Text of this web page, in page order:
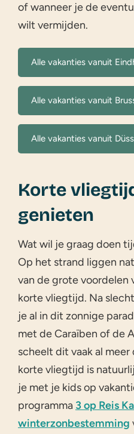
of wanneer je de
wilt vermijden.
Alle vakanties vanuit
Alle vakanties vanuit
Alle vakanties vanuit
Korte
genieten
Wat wil je graag doen
Op het strand liggen
van de grote voordelen
korte vliegtijd. Na
je al in dit zonnige
met de Caraïben of de
scheelt dit vaak al meer
korte vliegtijd is
je met je kids op
programma 3 op Reis
winterzonbestemming